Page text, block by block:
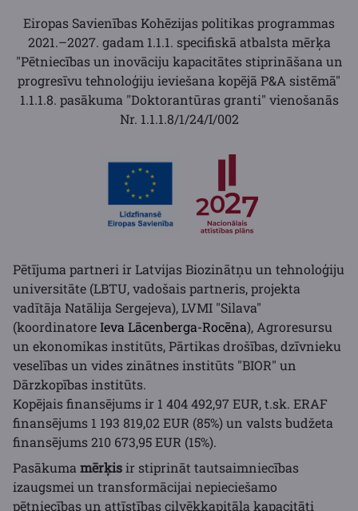
Eiropas Savienības Kohēzijas politikas programmas
2021.–2027. gadam 1.1.1. specifiskā atbalsta mērķa
"Pētniecības un inovāciju kapacitātes stiprināšana un
progresīvu tehnoloģiju ieviešana kopējā P&A sistēmā"
1.1.1.8. pasākuma "Doktorantūras granti" vienošanās
Nr. 1.1.1.8/1/24/I/002
Pētījuma partneri ir Latvijas Biozinātņu un tehnoloģiju
universitāte (LBTU, vadošais partneris, projekta
vadītāja Natālija Sergejeva), LVMI "Silava"
(koordinatoreIeva Lācenberga-Rocēna), Agroresursu
un ekonomikas institūts, Pārtikas drošības, dzīvnieku
veselības un vides zinātnes institūts "BIOR" un
Dārzkopības institūts.
Kopējais finansējums ir 1 404 492,97 EUR, t.sk. ERAF
finansējums 1 193 819,02 EUR (85%) un valsts budžeta
finansējums 210 673,95 EUR (15%).
Pasākumamērķisir stiprināt tautsaimniecības
izaugsmei un transformācijai nepieciešamo
pētniecības un attīstības cilvēkkapitāla kapacitāti